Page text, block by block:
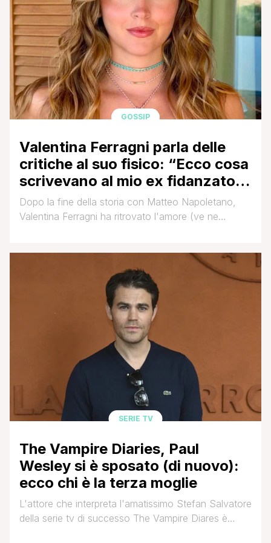
GOSSIP
Valentina Ferragni parla delle
critiche al suo fisico: “Ecco cosa
scrivevano al mio ex fidanzato
quando ci siamo lasciati”
Dopo la fine della storia con Matteo Napoletano,
Valentina Ferragni ha ritrovato l'amore (ve ne
colombiano di cui ancora non si conoscono le
generalità. Un amore che arriva dopo la fine della
storia con Napoletano, iniziata nel 2023 e
SERIE TV
The Vampire Diaries, Paul
Wesley si è sposato (di nuovo):
ecco chi è la terza moglie
L'attore che interpreta l'amatissimo Stefan Salvatore
della serie tv di successo The Vampire Diares è